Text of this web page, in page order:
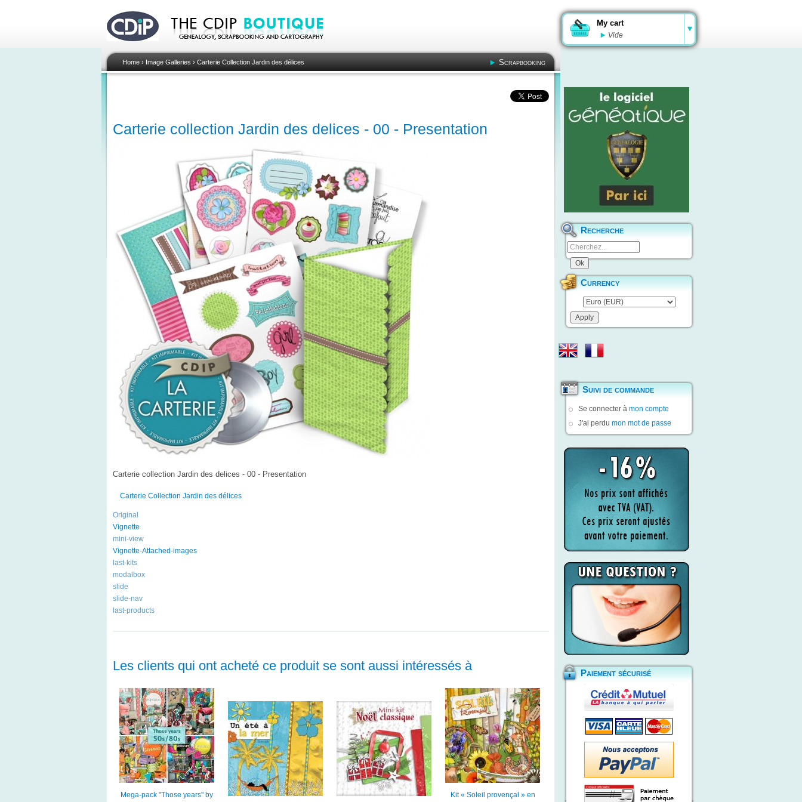
My cart
Vide
Home› Image Galleries › Carterie Collection Jardin des délices Scrapbooking
Carterie collection Jardin des delices - 00 - Presentation
Carterie collection Jardin des delices - 00 - Presentation
Carterie Collection Jardin des délices
Original
Vignette
mini-view
Vignette-Attached-images
last-kits
modalbox
slide
slide-nav
last-products
Les clients qui ont acheté ce produit se sont aussi intéressés à
Mega-pack "Those years" by Kit « Soleil provençal » en
Recherche
Currency
Suivi de commande
Se connecter à mon compte
J'ai perdu mon mot de passe
Paiement sécurisé